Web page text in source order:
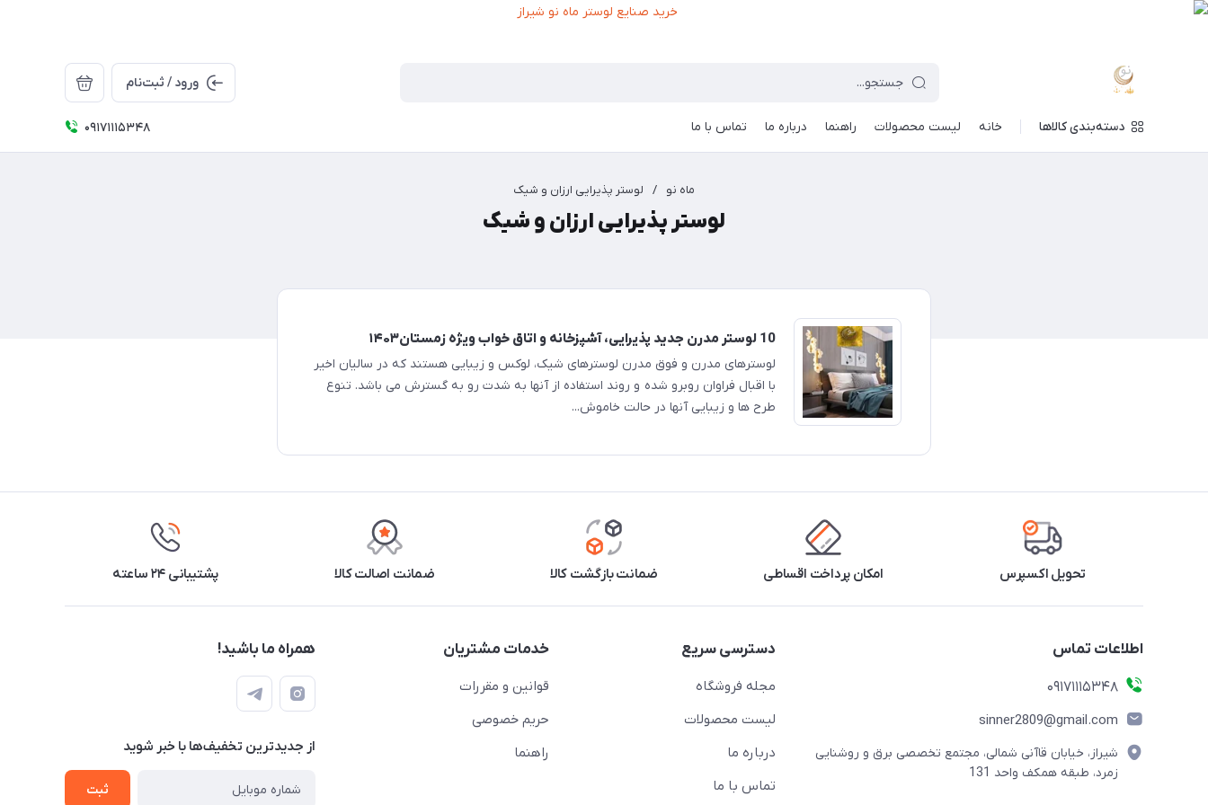
ورود / ثبت‌نام
دسته‌بندی کالاها خانه لیست محصولات راهنما درباره ما تماس با ما 09171115348
ماه نو / لوستر پذیرایی ارزان و شیک
لوستر پذیرایی ارزان و شیک
10 لوستر مدرن جدید پذیرایی، آشپزخانه و اتاق خواب ویژه زمستان۱۴۰۳
لوسترهای مدرن و فوق مدرن لوسترهای شیک، لوکس و زیبایی هستند که در سالیان اخیر
با اقبال فراوان روبرو شده و روند استفاده از آنها به شدت رو به گسترش می باشد. تنوع
طرح ها و زیبایی آنها در حالت خاموش...
تحویل اکسپرس امکان پرداخت اقساطی ضمانت بازگشت کالا ضمانت اصالت کالا پشتیبانی ۲۴ ساعته
اطلاعات تماس
09171115348
sinner2809@gmail.com
شیراز، خیابان قاآنی شمالی، مجتمع تخصصی برق و روشنایی
زمرد، طبقه همکف واحد 131
دسترسی سریع
مجله فروشگاه
لیست محصولات
درباره ما
تماس با ما
خدمات مشتریان
قوانین و مقررات
حریم خصوصی
راهنما
همراه ما باشید!
از جدید‌ترین تخفیف‌ها با‌ خبر شوید
ثبت